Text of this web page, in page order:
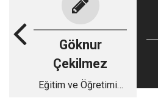
Göknur
Çekilmez
Eğitim ve Öğretimin